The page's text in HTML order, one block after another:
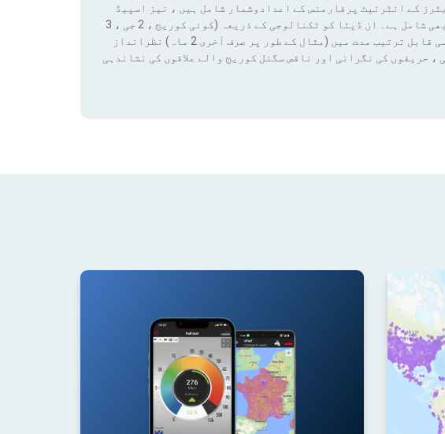
کے انٹرنیٹ پرفارمنس کے اعدادوشمار شامل ہیں ، نیز اسپیڈ
ٹیسٹ کے نتائج اور کوریج ڈیٹا تک رسائی بھی شامل ہے۔ ان ڈیٹا کو ٹکنالوجی کے ذریعہ (کوئی کوریج ، 2 جی ، 3
جی ، 4 جی ، 4 جی + ، 5 جی) فلٹر لگانے سے کسی قابل ترتیب مدت میں (مثال کے طور پر صرف آخری 2 ماہ) نظرانداز
حریفوں کی نگرانی اور ناقص سگنل کوریج والے علاقوں کی نشاندہی